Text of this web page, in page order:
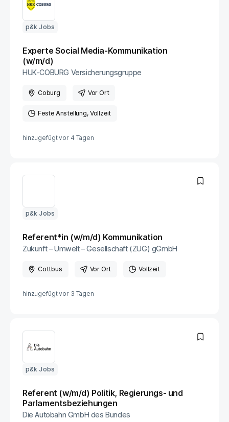
p&k Jobs
Experte Social Media-Kommunikation
(w/m/d)
HUK-COBURG Versicherungsgruppe
Coburg Vor Ort
Feste Anstellung Vollzeit
hinzugefügt vor 4 Tagen
p&k Jobs
Referent*in (w/m/d) Kommunikation
Zukunft – Umwelt – Gesellschaft (ZUG) gGmbH
Cottbus Vor Ort Vollzeit
hinzugefügt vor 3 Tagen
p&k Jobs
Referent (w/m/d) Politik, Regierungs- und
Parlamentsbeziehungen
Die Autobahn GmbH des Bundes